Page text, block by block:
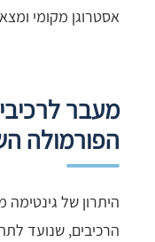
אסטרוגן מקומי
מעבר
הפורמולה
היתרון של גינטימה
הרכיבים, שנועד